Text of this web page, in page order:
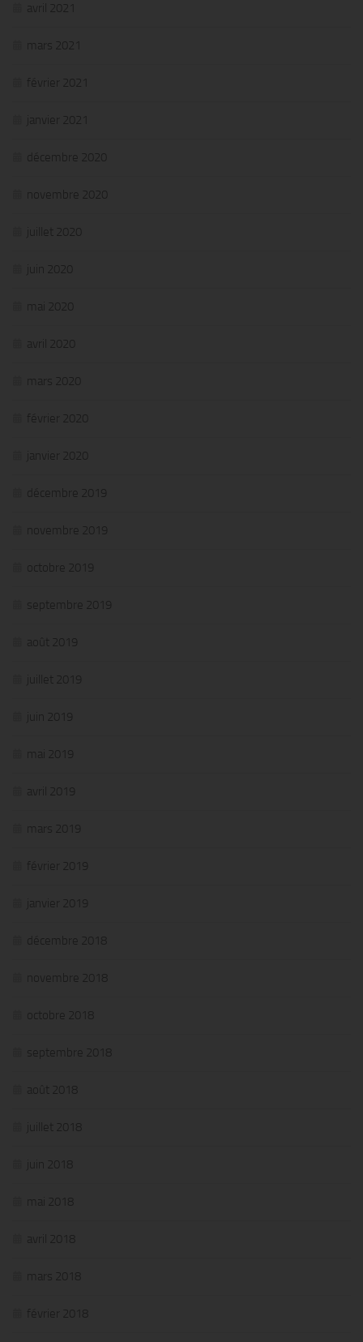
avril 2021
mars 2021
février 2021
janvier 2021
décembre 2020
novembre 2020
juillet 2020
juin 2020
mai 2020
avril 2020
mars 2020
février 2020
janvier 2020
décembre 2019
novembre 2019
octobre 2019
septembre 2019
août 2019
juillet 2019
juin 2019
mai 2019
avril 2019
mars 2019
février 2019
janvier 2019
décembre 2018
novembre 2018
octobre 2018
septembre 2018
août 2018
juillet 2018
juin 2018
mai 2018
avril 2018
mars 2018
février 2018